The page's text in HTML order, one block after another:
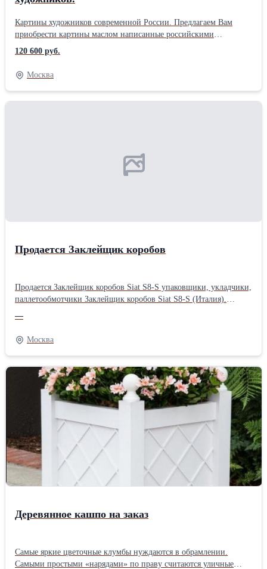
Картины художников современной России. Предлагаем Вам
приобрести картины маслом написанные российскими
художниками. Пейзажи из серии Москва в акварелях в стиле
прованс, на которых Вы найдете прекрасные виды с улочками
Москвы и одновременно небольшим экскурсом в историю Все
из них можно приобрести если позвоните на контактные
телефоны. В категории картины на холсте найдёте много этюдов,
модно одновременно символизируют достаток и богатство в
семье. В наличии более 300 работ художников (полотна,
120 600 руб.
Москва
Продается Заклейщик коробов
Продается Заклейщик коробов Siat S8-S упаковщики, укладчики,
паллетообмотчики Заклейщик коробов Siat S8-S (Италия).
—
Москва
Деревянное кашпо на заказ
Самые яркие цветочные клумбы нуждаются в обрамлении.
Самыми простыми «нарядами» по праву считаются уличные